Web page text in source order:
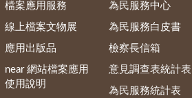
檔案應用服務
線上檔案文物展
應用出版品
near 網站檔案應用
使用說明
為民服務中心
為民服務白皮書
檢察長信箱
意見調查表統計表
為民服務統計表